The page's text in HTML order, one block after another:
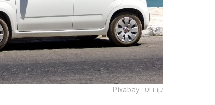
קרדיט - Pixabay